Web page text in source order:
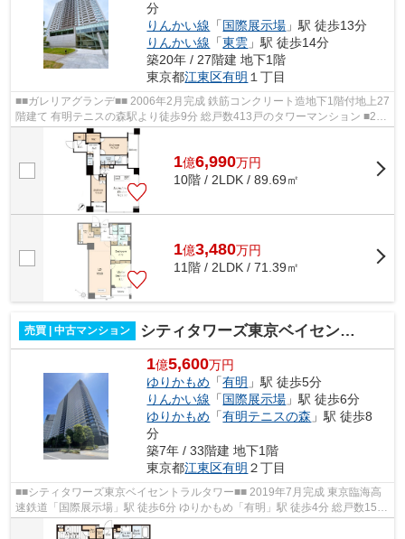
分
りんかい線 「国際展示場 」駅 徒歩13分
りんかい線 「東雲 」駅 徒歩14分
築20年 / 27階建 地下1階
東京都江東区有明 １丁目
■■ガレリアグランデ■■ 2006年2月完成 鉄筋コンクリート造地下1階付地上27
階建て 有明テニスの森駅より徒歩9分 総戸数413戸のタワーマンション ■24
時間有人管理 ■24時間遠隔管理シス...
1億6,990万円
10階 / 2LDK / 89.69㎡
1億3,480万円
11階 / 2LDK / 71.39㎡
売買 | 中古マンション シティタワーズ東京ベイセントラルタワー
1億5,600万円
ゆりかもめ 「有明 」駅 徒歩5分
りんかい線 「国際展示場 」駅 徒歩6分
ゆりかもめ 「有明テニスの森 」駅 徒歩8
分
築7年 / 33階建 地下1階
東京都江東区有明 ２丁目
■■シティタワーズ東京ベイセントラルタワー■■ 2019年7月完成 東京臨海高
速鉄道「国際展示場」駅 徒歩6分 ゆりかもめ「有明」駅 徒歩4分 総戸数1539
戸・免震構造の大規模タワーマンシ...